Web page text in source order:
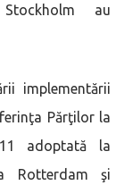
au
implementării
Părţilor la
11 adoptată la
Rotterdam şi